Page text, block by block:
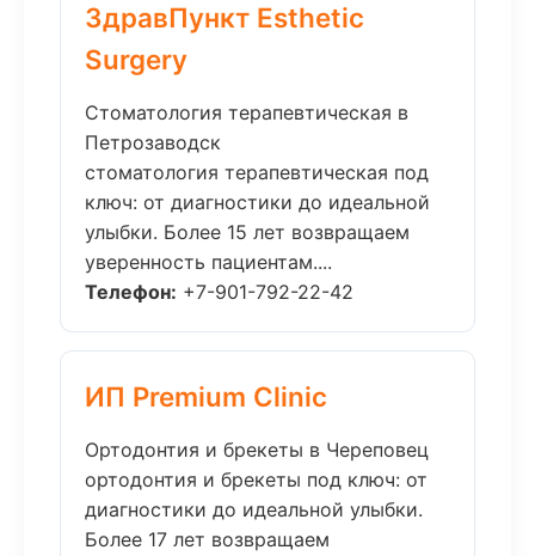
ЗдравПункт Esthetic
Surgery
Стоматология терапевтическая в
Петрозаводск
стоматология терапевтическая под
ключ: от диагностики до идеальной
улыбки. Более 15 лет возвращаем
уверенность пациентам....
Телефон: +7-901-792-22-42
ИП Premium Clinic
Ортодонтия и брекеты в Череповец
ортодонтия и брекеты под ключ: от
диагностики до идеальной улыбки.
Более 17 лет возвращаем